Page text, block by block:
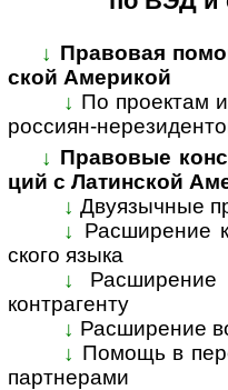
↓ Правовая
ской Аме­рикой
↓ По проектам
рос­си­ян-­
↓ Правовые
ций с Латин­cкой
↓ Двуязычные
↓
Расширение
ского языка
↓
Расширение
контр­агенту
↓ Расширение
↓ Помощь в
парт­нерами